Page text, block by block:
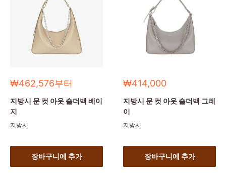
세
가
₩462,576부터
지방시 문 컷 아웃 숄더백 베이
지
지방시
장바구니에 추가
세
가
₩414,000
지방시 문 컷 아웃 숄더백 그레
이
지방시
장바구니에 추가